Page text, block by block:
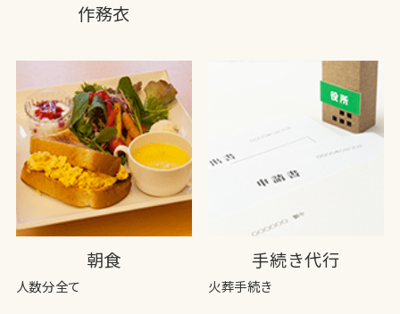
作務衣
朝食
人数分全て
手続き代行
火葬手続き